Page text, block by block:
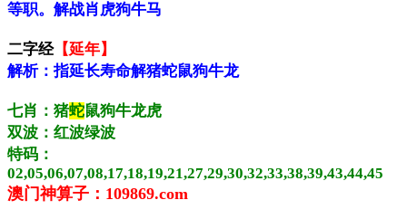
等职。解战肖虎狗牛马
二字经【延年】
解析：指延长寿命解猪蛇鼠狗牛龙
七肖：猪蛇鼠狗牛龙虎
双波：红波绿波
特码：
02,05,06,07,08,17,18,19,21,27,29,30,32,33,38,39,43,44,45
澳门神算子：109869.com